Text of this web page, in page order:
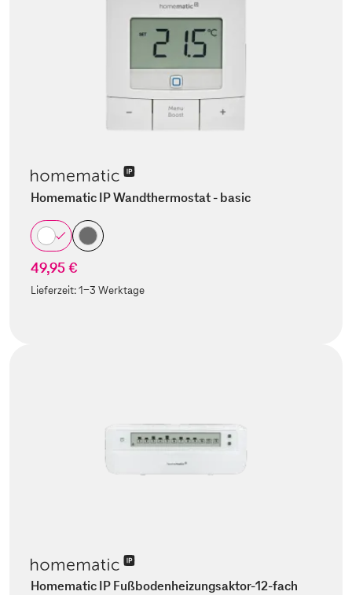
Homematic IP Wandthermostat - basic
49,95 €
Lieferzeit:1-3 Werktage
Homematic IP Fußbodenheizungsaktor-12-fach